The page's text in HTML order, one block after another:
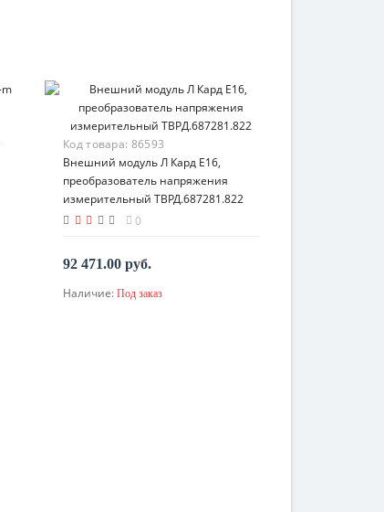
Код товара: 86593
Внешний модуль Л Кард E16,
преобразователь напряжения
измерительный ТВРД.687281.822
0
92 471.00 руб.
По запросу
Наличие: Под заказ